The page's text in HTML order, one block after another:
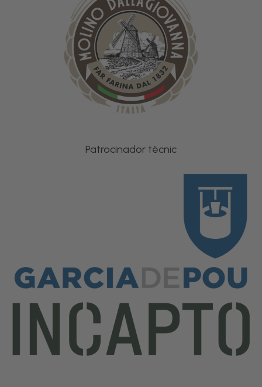
Patrocinador tècnic